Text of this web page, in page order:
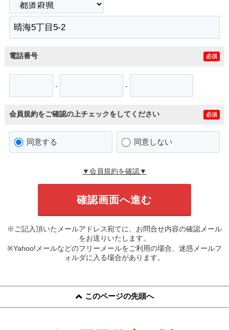
電話番号 必須
- -
会員規約をご確認の上チェックをしてください 必須
同意する 同意しない
▼会員規約を確認▼
※ご記入頂いたメールアドレス宛てに、お問合せ内容の確認メール
をお送りいたします。
※Yahoo!メールなどのフリーメールをご利用の場合、迷惑メールフ
ォルダに入る場合があります。
このページの先頭へ